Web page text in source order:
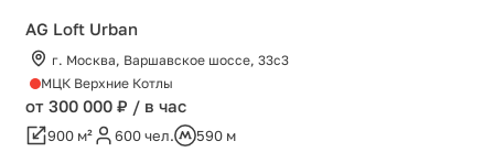
AG Loft Urban
г. Москва, Варшавское шоссе, 33с3
МЦК Верхние Котлы
от 300 000 ₽ / в час
900 м² 600 чел. 590 м